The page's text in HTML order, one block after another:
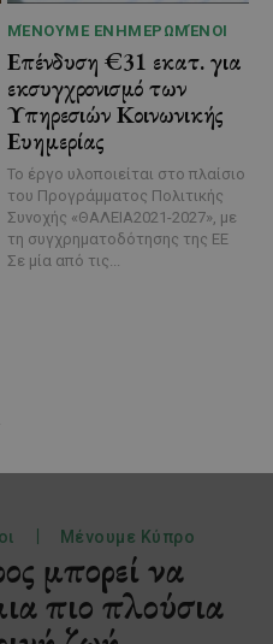
ΜΈΝΟΥΜΕ ΕΝΗΜΕΡΩΜΈΝΟΙ
Επένδυση €31 εκατ. για
εκσυγχρονισμό των
Υπηρεσιών Κοινωνικής
Ευημερίας
Το έργο υλοποιείται στο πλαίσιο
του Προγράμματος Πολιτικής
Συνοχής «ΘΑΛΕΙΑ2021-2027», με
τη συγχρηματοδότησης της ΕΕ
Σε μία από τις...